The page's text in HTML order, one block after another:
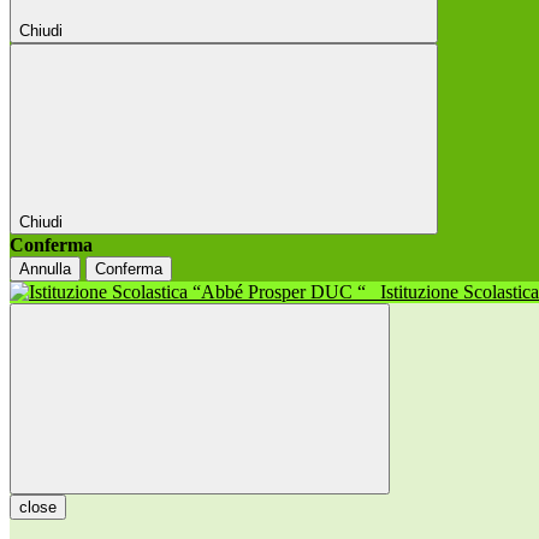
Chiudi
Chiudi
Conferma
Annulla Conferma
Istituzione
close